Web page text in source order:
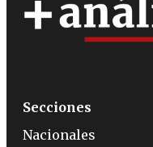
Secciones
Nacionales